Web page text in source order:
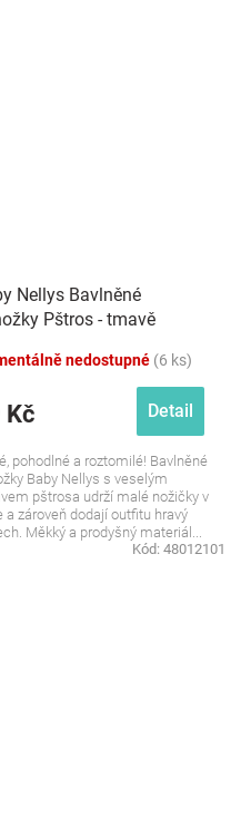
Nellys Bavlněné
Pštros - tmavě
nedostupné (6 ks)
Kč Detail
pohodlné a roztomilé! Bavlněné
Baby Nellys s veselým
pštrosa udrží malé nožičky v
a zároveň dodají outfitu hravý
Měkký a prodyšný materiál...
Kód: 48012101